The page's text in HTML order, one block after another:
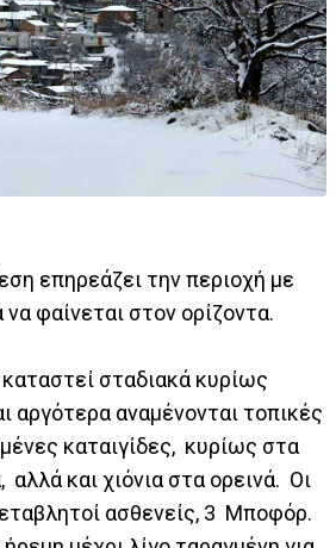
επηρεάζει την περιοχή με
να φαίνεται στον ορίζοντα.
σταδιακά κυρίως
αργότερα αναμένονται τοπικές
καταιγίδες, κυρίως στα
αλλά και χιόνια στα ορεινά. Οι
ασθενείς, 3 Μποφόρ.